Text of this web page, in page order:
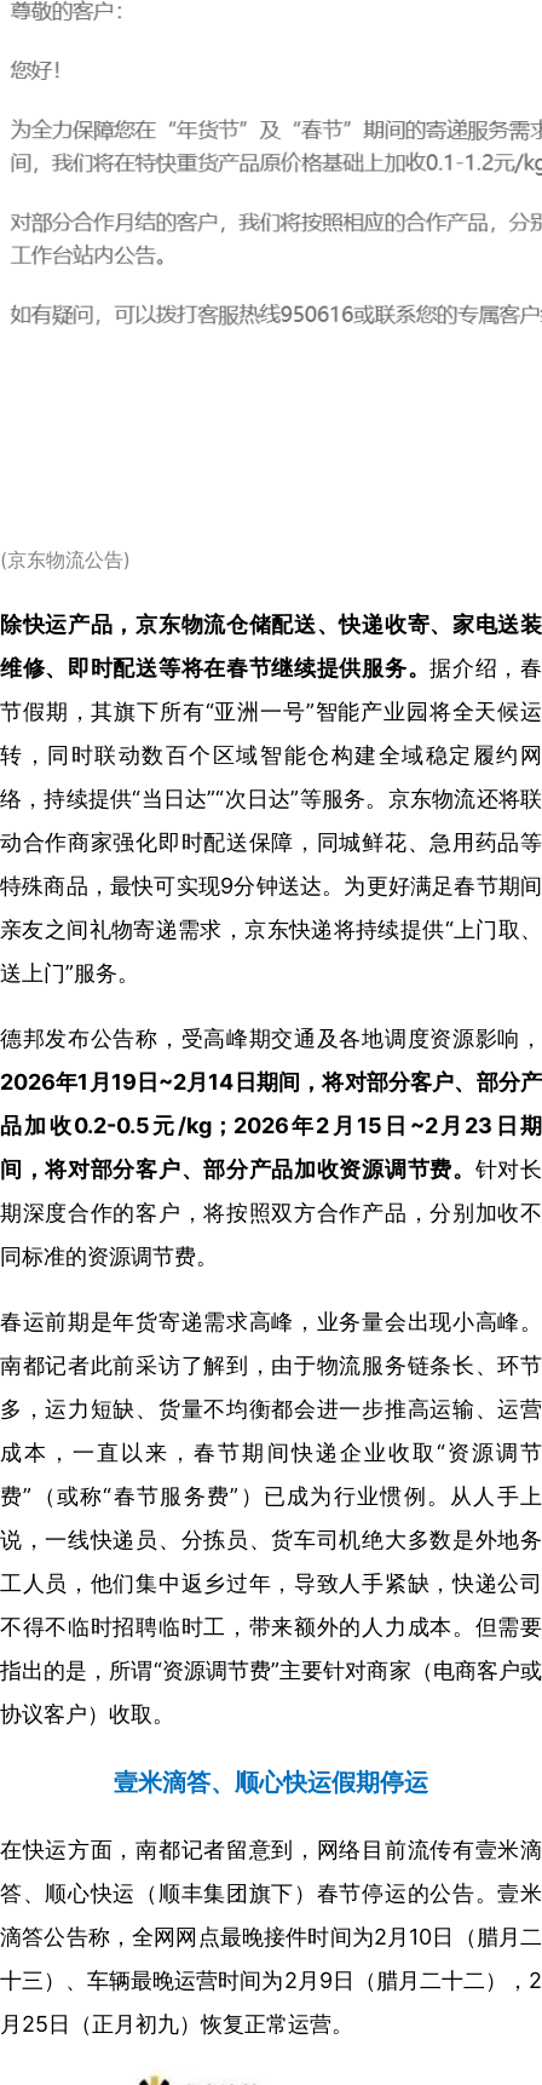
(京东物流公告)
除快运产品，京东物流仓储配送、快递收寄、家电送装
维修、即时配送等将在春节继续提供服务。据介绍，春
节假期，其旗下所有“亚洲一号”智能产业园将全天候运
转，同时联动数百个区域智能仓构建全域稳定履约网
络，持续提供“当日达”“次日达”等服务。京东物流还将联
动合作商家强化即时配送保障，同城鲜花、急用药品等
特殊商品，最快可实现9分钟送达。为更好满足春节期间
亲友之间礼物寄递需求，京东快递将持续提供“上门取、
送上门”服务。
德邦发布公告称，受高峰期交通及各地调度资源影响，
2026年1月19日~2月14日期间，将对部分客户、部分产
品加收0.2-0.5元/kg；2026年2月15日~2月23日期
间，将对部分客户、部分产品加收资源调节费。 针对长
期深度合作的客户，将按照双方合作产品，分别加收不
同标准的资源调节费。
春运前期是年货寄递需求高峰，业务量会出现小高峰。
南都记者此前采访了解到，由于物流服务链条长、环节
多，运力短缺、货量不均衡都会进一步推高运输、运营
成本，一直以来，春节期间快递企业收取“资源调节
费”（或称“春节服务费”）已成为行业惯例。从人手上
说，一线快递员、分拣员、货车司机绝大多数是外地务
工人员，他们集中返乡过年，导致人手紧缺，快递公司
不得不临时招聘临时工，带来额外的人力成本。但需要
指出的是，所谓“资源调节费”主要针对商家（电商客户或
协议客户）收取。
壹米滴答、顺心快运假期停运
在快运方面，南都记者留意到，网络目前流传有壹米滴
答、顺心快运（顺丰集团旗下）春节停运的公告。壹米
滴答公告称，全网网点最晚接件时间为2月10日（腊月二
十三）、车辆最晚运营时间为2月9日（腊月二十二），2
月25日（正月初九）恢复正常运营。